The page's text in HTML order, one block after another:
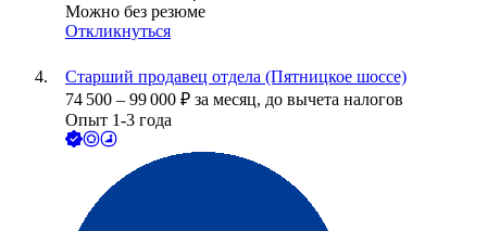
Можно без резюме
Откликнуться
Старший продавец отдела (Пятницкое шоссе)
74 500 – 99 000 ₽ за месяц, до вычета налогов
Опыт 1-3 года